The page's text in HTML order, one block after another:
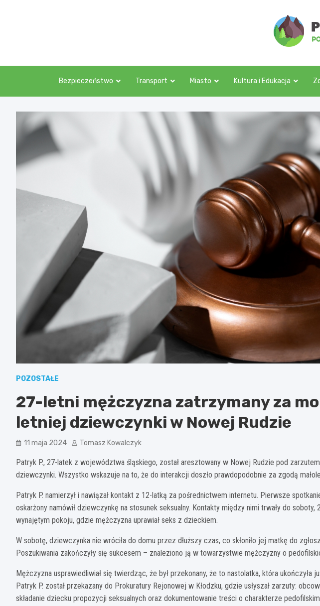
Bezpieczeństwo Transport Miasto Kultura i Edukacja
POZOSTAŁE
27-letni mężczyzna zatrzymany za
letniej dziewczynki w Nowej Rudzie
11 maja 2024 Tomasz Kowalczyk
Patryk P., 27-latek z województwa śląskiego, został aresztowany w Nowej Rudzie pod
dziewczynki. Wszystko wskazuje na to, że do interakcji doszło prawdopodobnie za zgodą
Patryk P. namierzył i nawiązał kontakt z 12-latką za pośrednictwem internetu. Pierwsze
oskarżony namówił dziewczynkę na stosunek seksualny. Kontakty między nimi trwały do soboty,
wynajętym pokoju, gdzie mężczyzna uprawiał seks z dzieckiem.
W sobotę, dziewczynka nie wróciła do domu przez dłuższy czas, co skłoniło jej matkę do
Poszukiwania zakończyły się sukcesem – znaleziono ją w towarzystwie mężczyzny o
Mężczyzna usprawiedliwiał się twierdząc, że był przekonany, że to nastolatka, która ukończyła
Patryk P. został przekazany do Prokuratury Rejonowej w Kłodzku, gdzie usłyszał zarzuty:
składanie dziecku propozycji seksualnych oraz dokumentowanie treści o charakterze